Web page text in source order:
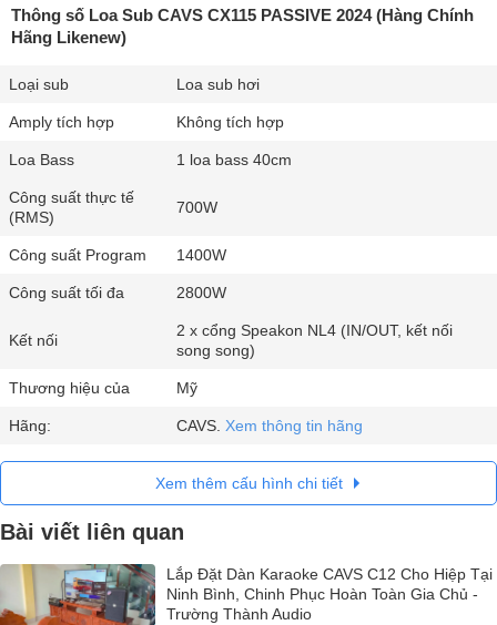
Thông số Loa Sub CAVS CX115 PASSIVE 2024 (Hàng Chính
Hãng Likenew)
Loại sub Loa sub hơi
Amply tích hợp Không tích hợp
Loa Bass 1 loa bass 40cm
Công suất thực tế
(RMS)
700W
Công suất Program 1400W
Công suất tối đa 2800W
Kết nối
2 x cổng Speakon NL4 (IN/OUT, kết nối
song song)
Thương hiệu của Mỹ
Hãng: CAVS. Xem thông tin hãng
Xem thêm cấu hình chi tiết
Bài viết liên quan
Lắp Đặt Dàn Karaoke CAVS C12 Cho Hiệp Tại
Ninh Bình, Chinh Phục Hoàn Toàn Gia Chủ -
Trường Thành Audio